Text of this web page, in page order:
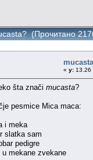
(Прочитано
« у: 13.26
šta znači mucasta?
pesmice Mica maca:
i meka
slatka sam
pedigre
u mekane zvekane